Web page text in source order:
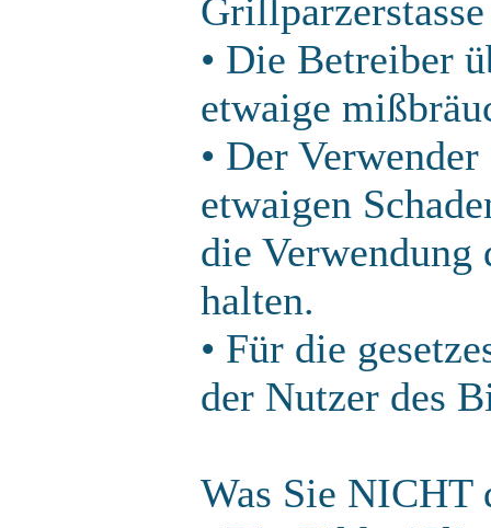
• Die Betreiber
etwaige
• Der
etwaigen
die Verwendung
halten.
• Für die
der Nutzer des
Was Sie NICHT